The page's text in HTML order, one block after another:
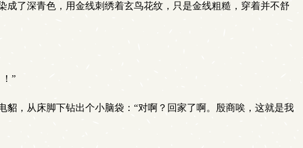
了深青色，用金线刺绣着玄鸟花纹，只是金线粗糙，穿着并不舒
”
，从床脚下钻出个小脑袋：“对啊？回家了啊。殷商唉，这就是我